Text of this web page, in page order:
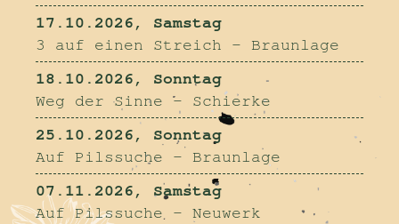
17.10.2026, Samstag
3 auf einen Streich - Braunlage
18.10.2026, Sonntag
Weg der Sinne - Schierke
25.10.2026, Sonntag
Auf Pilssuche - Braunlage
07.11.2026, Samstag
Auf Pilssuche - Neuwerk